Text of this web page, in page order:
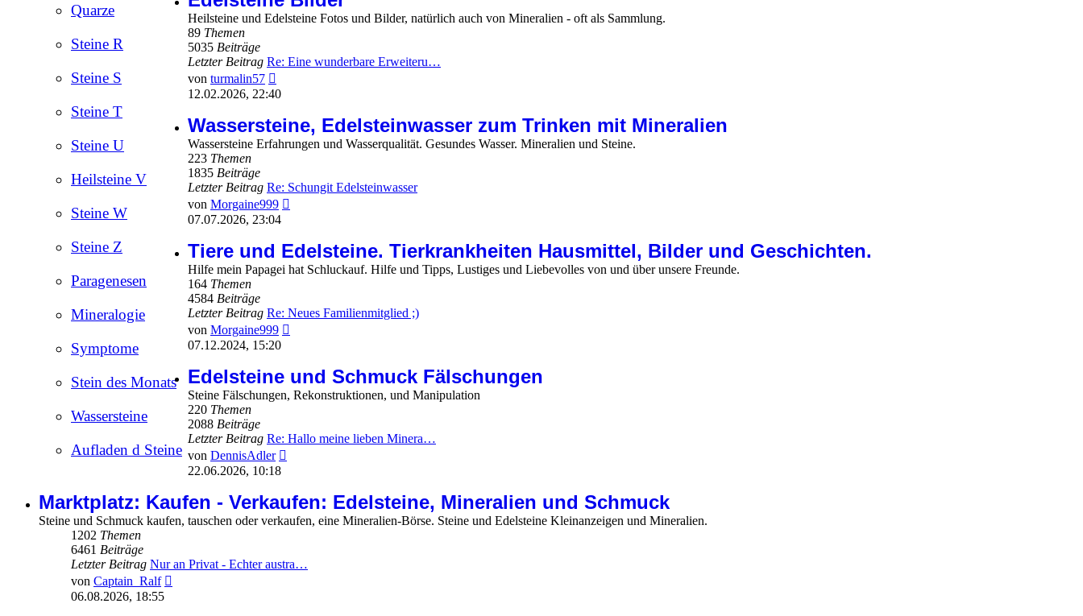
Quarze
Steine R
Steine S
Steine T
Steine U
Heilsteine V
Steine W
Steine Z
Paragenesen
Mineralogie
Symptome
Stein des Monats
Wassersteine
Aufladen d Steine
Heilsteine und Edelsteine Fotos und Bilder, natürlich auch von Mineralien - oft als Sammlung.
89 Themen
5035 Beiträge
Letzter Beitrag Re: Eine wunderbare Erweiteru…
von turmalin57
Beitrag
12.02.2026, 22:40
Wassersteine, Edelsteinwasser zum Trinken mit Mineralien
Wassersteine Erfahrungen und Wasserqualität. Gesundes Wasser. Mineralien und Steine.
223 Themen
1835 Beiträge
Letzter Beitrag Re: Schungit Edelsteinwasser
von Morgaine999
07.07.2026, 23:04
Tiere und Edelsteine. Tierkrankheiten Hausmittel, Bilder und Geschichten.
Hilfe mein Papagei hat Schluckauf. Hilfe und Tipps, Lustiges und Liebevolles von und über unsere Freunde.
164 Themen
4584 Beiträge
Letzter Beitrag Re: Neues Familienmitglied ;)
von Morgaine999
07.12.2024, 15:20
Edelsteine und Schmuck Fälschungen
Steine Fälschungen, Rekonstruktionen, und Manipulation
220 Themen
2088 Beiträge
Letzter Beitrag Re: Hallo meine lieben Minera…
von DennisAdler
22.06.2026, 10:18
Marktplatz: Kaufen - Verkaufen: Edelsteine, Mineralien und Schmuck
Steine und Schmuck kaufen, tauschen oder verkaufen, eine Mineralien-Börse. Steine und Edelsteine Kleinanzeigen und Mineralien.
1202 Themen
6461 Beiträge
Letzter Beitrag Nur an Privat - Echter austra…
von Captain_Ralf
06.08.2026, 18:55